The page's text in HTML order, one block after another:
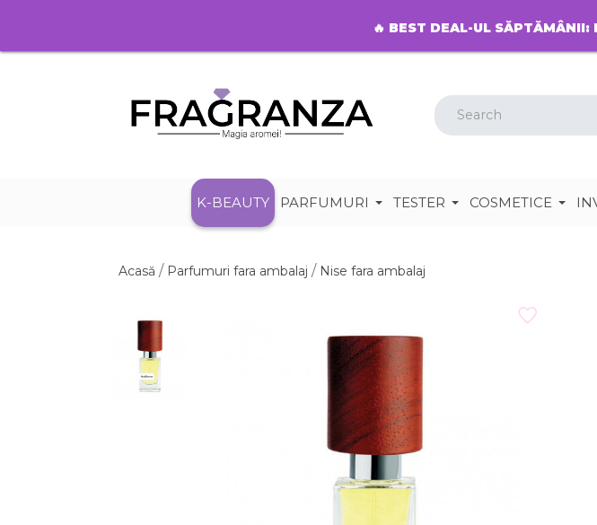
🔥 BEST DEAL-UL SĂPTĂMÂNII:
K-BEAUTY PARFUMURI TESTER COSMETICE
Acasă Parfumuri fara ambalaj Nise fara ambalaj